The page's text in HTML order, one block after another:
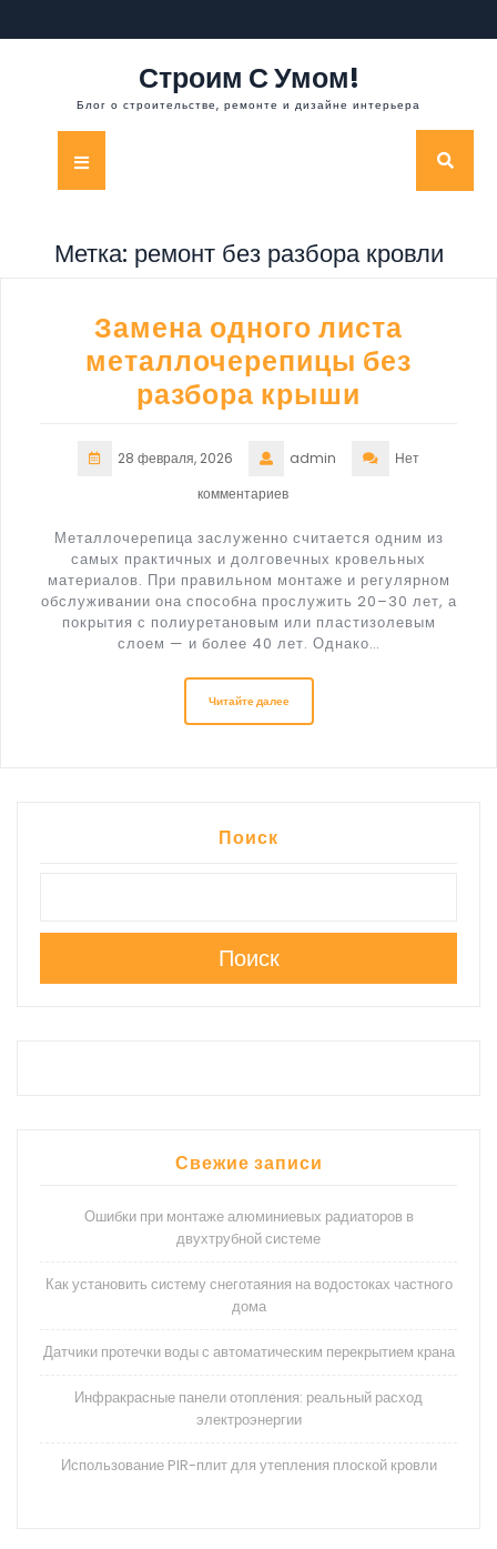
к
Строим С Умом!
Блог о строительстве, ремонте и дизайне интерьера
Кнопка
Метка: ремонт без разбора кровли
Замена одного листа
металлочерепицы без
разбора крыши
28 февраля, 2026 admin
Нет
комментариев
Металлочерепица заслуженно считается одним из
самых практичных и долговечных кровельных
материалов. При правильном монтаже и регулярном
обслуживании она способна прослужить 20–30 лет, а
покрытия с полиуретановым или пластизолевым
слоем — и более 40 лет. Однако…
Читайте далее
Поиск
Поиск
Свежие записи
Ошибки при монтаже алюминиевых радиаторов в
двухтрубной системе
Как установить систему снеготаяния на водостоках частного
дома
Датчики протечки воды с автоматическим перекрытием крана
Инфракрасные панели отопления: реальный расход
электроэнергии
Использование PIR-плит для утепления плоской кровли